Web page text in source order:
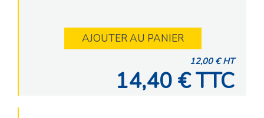
AJOUTER AU PANIER
12,00 € HT
14,40 € TTC